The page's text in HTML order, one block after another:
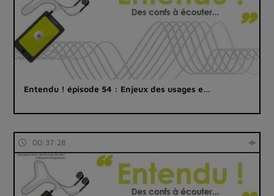
Entendu ! épisode 54 : Enjeux des usages e…
00:37:28